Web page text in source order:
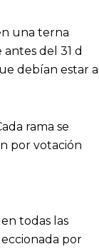
una terna
del 31 d
debían estar al
rama se
por votación
todas las
por